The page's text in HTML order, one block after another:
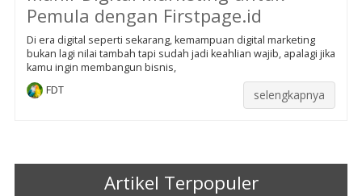
Pemula dengan Firstpage.id
Di era digital seperti sekarang, kemampuan digital marketing
bukan lagi nilai tambah tapi sudah jadi keahlian wajib, apalagi jika
kamu ingin membangun bisnis,
FDT
selengkapnya
Artikel Terpopuler